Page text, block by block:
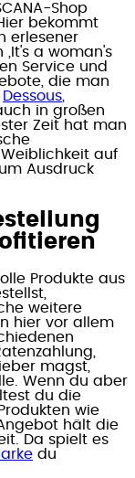
Shop
bekommt
erlesener
a woman's
Service und
die man
Dessous,
in großen
Zeit hat man
auf
Ausdruck
Produkte aus
weitere
hier vor allem
magst,
Wenn du aber
du die
wie
hält die
Da spielt es
du